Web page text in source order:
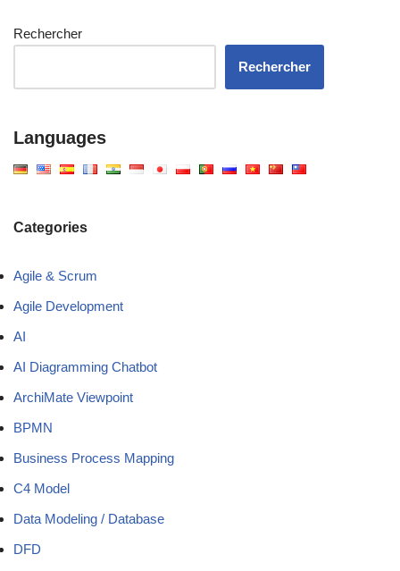
Rechercher
Rechercher
Languages
Categories
Agile & Scrum
Agile Development
AI
AI Diagramming Chatbot
ArchiMate Viewpoint
BPMN
Business Process Mapping
C4 Model
Data Modeling / Database
DFD